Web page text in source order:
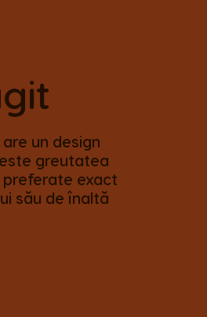
un design
greutatea
exact
său de înaltă